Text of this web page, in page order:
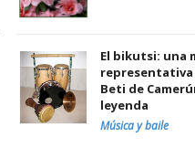
El bikutsi: una
Beti de
leyenda
Música y baile